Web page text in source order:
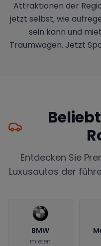
Attraktionen der
jetzt selbst, wie
sein kann und
Traumwagen. Jetzt
Entdecken Sie
Luxusautos der
BMW
mieten